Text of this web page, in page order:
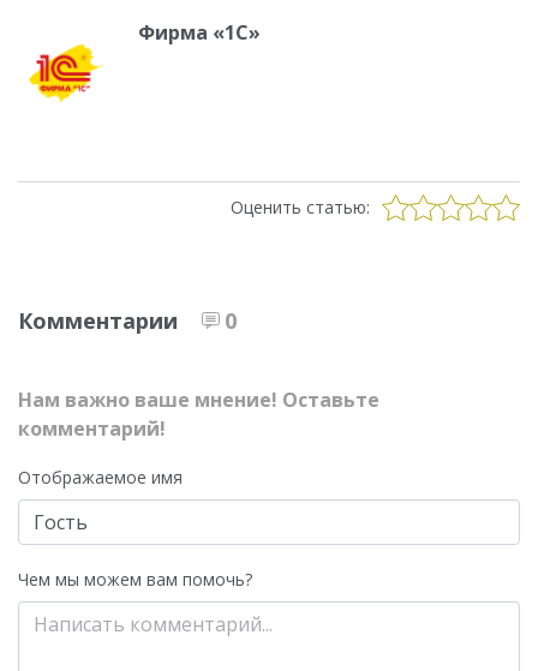
Фирма «1С»
Оценить статью:
Комментарии 0
Нам важно ваше мнение! Оставьте
комментарий!
Отображаемое имя
Чем мы можем вам помочь?